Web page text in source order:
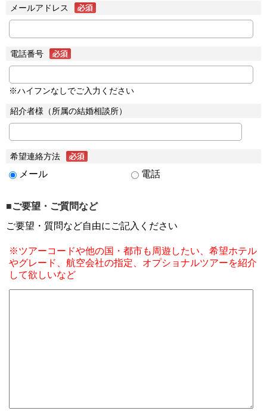
メールアドレス
電話番号
※ハイフンなしでご入力ください
紹介者様（所属の結婚相談所）
希望連絡方法
メール 電話
■ご要望・ご質問など
ご要望・質問など自由にご記入ください
※ツアーコードや他の国・都市も周遊したい、希望ホテル
やグレード、航空会社の指定、オプショナルツアーを紹介
して欲しいなど